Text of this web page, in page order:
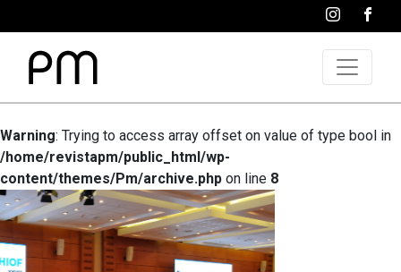
Warning: Trying to access array offset on value of type bool in
/home/revistapm/public_html/wp-
content/themes/Pm/archive.php on line 8